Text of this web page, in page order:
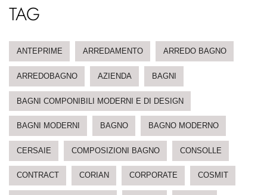
TAG
ANTEPRIME ARREDAMENTO ARREDO BAGNO
ARREDOBAGNO AZIENDA BAGNI
BAGNI COMPONIBILI MODERNI E DI DESIGN
BAGNI MODERNI BAGNO BAGNO MODERNO
CERSAIE COMPOSIZIONI BAGNO CONSOLLE
CONTRACT CORIAN CORPORATE COSMIT